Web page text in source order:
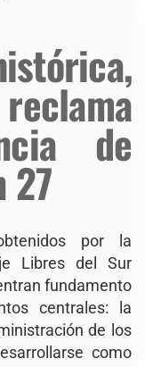
de
27
por la
Libres del Sur
fundamento
centrales: la
de los
como